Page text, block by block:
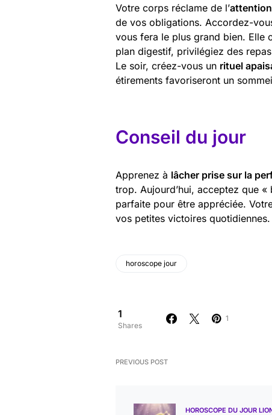
Votre corps réclame de l’attention
de vos obligations. Accordez-
vous fera le plus grand bien. Elle
plan digestif, privilégiez des
Le soir, créez-vous un rituel
étirements favoriseront un
Conseil du jour
Apprenez à lâcher prise sur la
trop. Aujourd’hui, acceptez que «
parfaite pour être appréciée.
vos petites victoires
horoscope jour
1
Shares
1
PREVIOUS POST
HOROSCOPE DU JOUR